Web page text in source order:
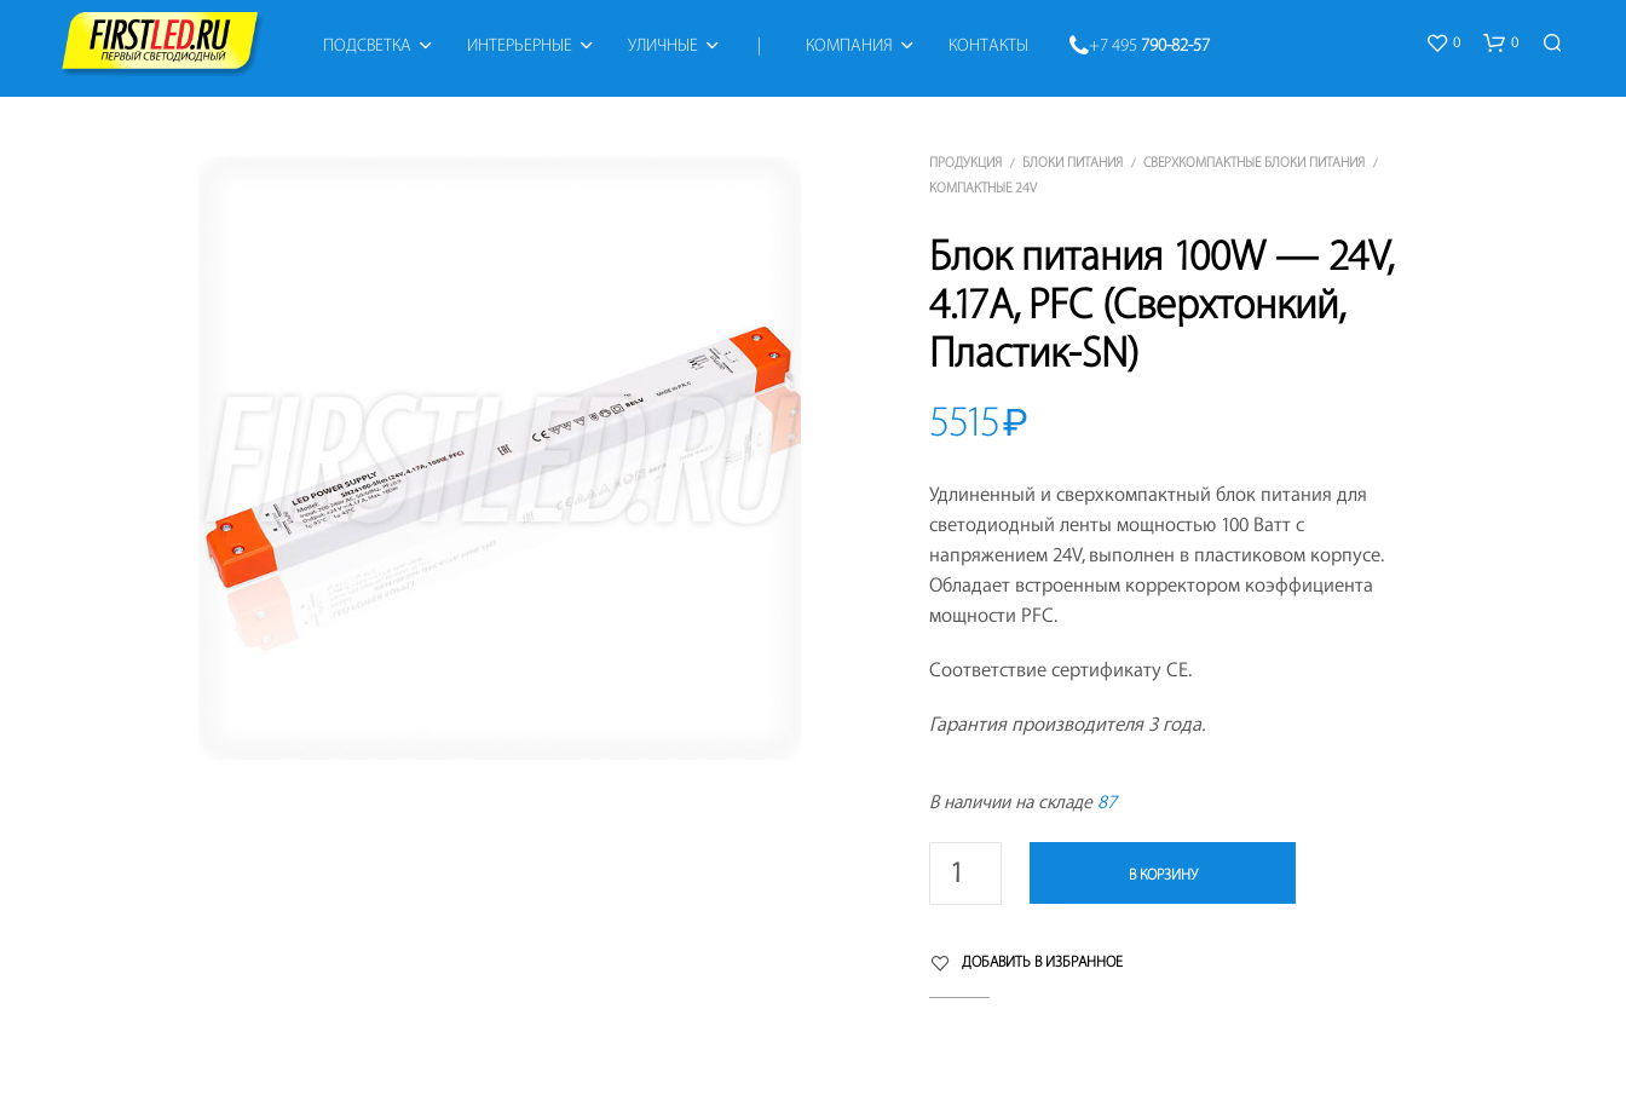
ПОДСВЕТКА ИНТЕРЬЕРНЫЕ УЛИЧНЫЕ КОМПАНИЯ КОНТАКТЫ +7 495 790-82-57 0 0
ПРОДУКЦИЯ / БЛОКИ ПИТАНИЯ / СВЕРХКОМПАКТНЫЕ БЛОКИ ПИТАНИЯ /
КОМПАКТНЫЕ 24V
Блок питания 100W — 24V,
4.17A, PFC (Сверхтонкий,
Пластик-SN)
5515₽
Удлиненный и сверхкомпактный блок питания для
светодиодный ленты мощностью 100 Ватт с
напряжением 24V, выполнен в пластиковом корпусе.
Обладает встроенным корректором коэффициента
мощности PFC.
Соответствие сертификату CE.
Гарантия производителя 3 года.
В наличии на складе 87
В КОРЗИНУ
ДОБАВИТЬ В ИЗБРАННОЕ